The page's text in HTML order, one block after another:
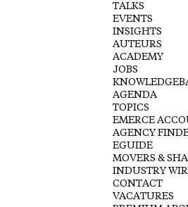
TALKS
EVENTS
INSIGHTS
AUTEURS
ACADEMY
JOBS
AGENDA
TOPICS
EMERCE
AGENCY
EGUIDE
MOVERS &
INDUSTRY
CONTACT
VACATURES